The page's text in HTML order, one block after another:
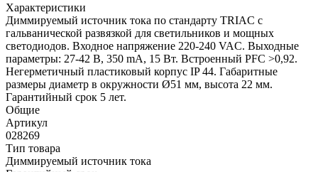
Характеристики
Диммируемый источник тока по стандарту TRIAC с
гальванической развязкой для светильников и мощных
светодиодов. Входное напряжение 220-240 VAC. Выходные
параметры: 27-42 В, 350 mА, 15 Вт. Встроенный PFC >0,92.
Негерметичный пластиковый корпус IP 44. Габаритные
размеры диаметр в окружности Ø51 мм, высота 22 мм.
Гарантийный срок 5 лет.
Общие
Артикул
028269
Тип товара
Диммируемый источник тока